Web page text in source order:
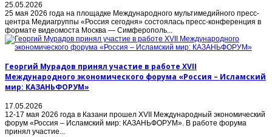
25.05.2026
25 мая 2026 года на площадке Международного мультимедийного пресс-
центра Медиагруппы «Россия сегодня» состоялась пресс-конференция в
формате видеомоста Москва — Симферополь...
Георгий Мурадов принял участие в работе XVII
Международного экономического форума «Россия – Исламский
мир: КАЗАНЬФОРУМ»
17.05.2026
12-17 мая 2026 года в Казани прошел XVII Международный экономический
форум «Россия – Исламский мир: КАЗАНЬФОРУМ». В работе форума
принял участие...